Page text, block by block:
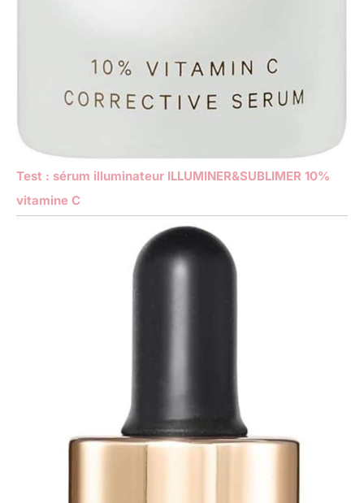
Test : sérum illuminateur ILLUMINER&SUBLIMER 10%
vitamine C